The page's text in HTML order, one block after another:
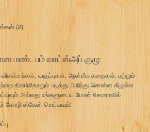
(2)
மண்டபம் வாட்ஸ்அப் குழு:
விளக்கங்கள், வகுப்புகள், ஆன்மீக கதைகள், மற்றும்
தினந்தோறும் படித்து அறிந்து கொள்ள கீழுள்ள
அல்லது உங்களுடைய போன் கேமராவில்
கோடு ஸ்கேன் செய்யவும்: